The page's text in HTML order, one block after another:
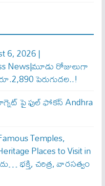
6, 2026 |
News|మూడు రోజులుగా
పెరుగుద‌ల‌..!
పై ఫుల్ ఫోక‌స్ Andhra
Temples,
Places to Visit in
భక్తి, చరిత్ర, వారసత్వం